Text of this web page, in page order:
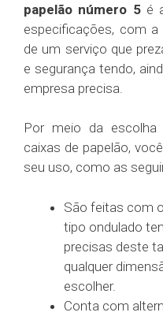
papelão número 5 é
especificações, com a
de um serviço que
e segurança tendo,
empresa precisa.
Por meio da escolha
caixas de papelão,
seu uso, como as
São feitas com
tipo ondulado
precisas deste
qualquer
escolher.
Conta com